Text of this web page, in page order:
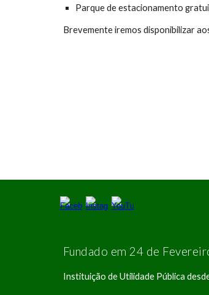
Parque de estacionamento
Brevemente iremos disponibilizar
Fundado em 24 de
Instituição de Utilidade Pública